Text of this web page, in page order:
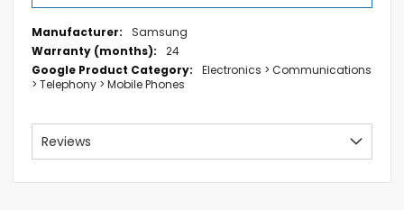
More
Information
Samsung
24
Electronics > Communications
> Telephony > Mobile Phones
Reviews